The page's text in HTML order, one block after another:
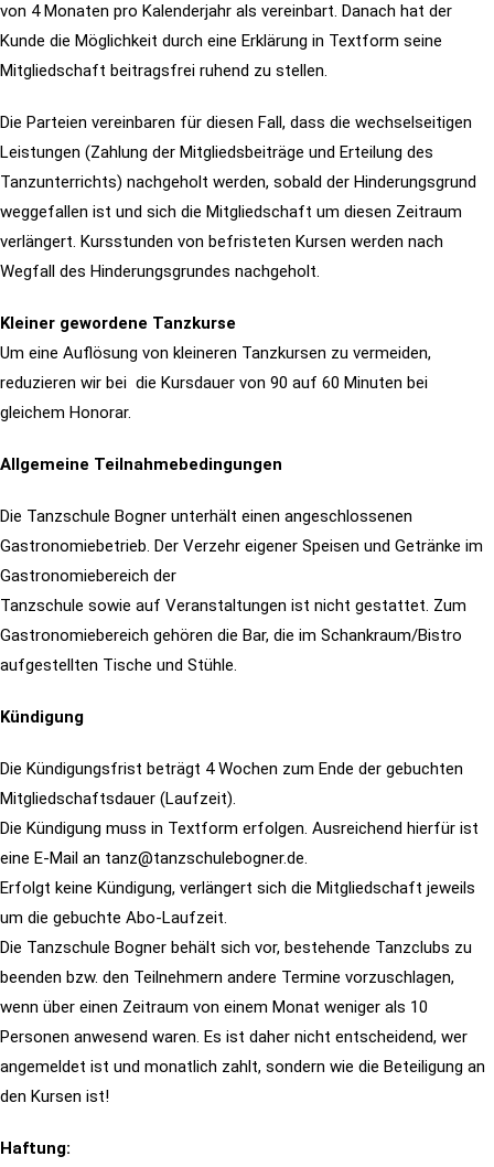
von 4 Monaten pro Kalenderjahr als vereinbart. Danach hat der
Kunde die Möglichkeit durch eine Erklärung in Textform seine
Mitgliedschaft beitragsfrei ruhend zu stellen.
Die Parteien vereinbaren für diesen Fall, dass die wechselseitigen
Leistungen (Zahlung der Mitgliedsbeiträge und Erteilung des
Tanzunterrichts) nachgeholt werden, sobald der Hinderungsgrund
weggefallen ist und sich die Mitgliedschaft um diesen Zeitraum
verlängert. Kursstunden von befristeten Kursen werden nach
Wegfall des Hinderungsgrundes nachgeholt.
Kleiner gewordene Tanzkurse
Um eine Auflösung von kleineren Tanzkursen zu vermeiden,
reduzieren wir bei die Kursdauer von 90 auf 60 Minuten bei
gleichem Honorar.
Allgemeine Teilnahmebedingungen
Die Tanzschule Bogner unterhält einen angeschlossenen
Gastronomiebetrieb. Der Verzehr eigener Speisen und Getränke im
Gastronomiebereich der
Tanzschule sowie auf Veranstaltungen ist nicht gestattet. Zum
Gastronomiebereich gehören die Bar, die im Schankraum/Bistro
aufgestellten Tische und Stühle.
Kündigung
Die Kündigungsfrist beträgt 4 Wochen zum Ende der gebuchten
Mitgliedschaftsdauer (Laufzeit).
Die Kündigung muss in Textform erfolgen. Ausreichend hierfür ist
eine E-Mail an tanz@tanzschulebogner.de.
Erfolgt keine Kündigung, verlängert sich die Mitgliedschaft jeweils
um die gebuchte Abo-Laufzeit.
Die Tanzschule Bogner behält sich vor, bestehende Tanzclubs zu
beenden bzw. den Teilnehmern andere Termine vorzuschlagen,
wenn über einen Zeitraum von einem Monat weniger als 10
Personen anwesend waren. Es ist daher nicht entscheidend, wer
angemeldet ist und monatlich zahlt, sondern wie die Beteiligung an
den Kursen ist!
Haftung: